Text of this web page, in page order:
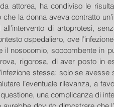
attorea, ha condiviso le
la donna aveva contratto
di artoprotesi,
ospedaliero, ove
il nosocomio, soccombente in
rigorosa, di aver posto in
stessa: solo se avesse
l’eventuale rilevanza, a
questione, una complicanza di